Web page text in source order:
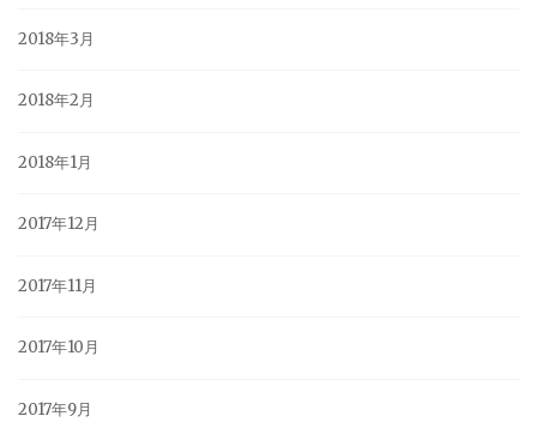
2018年3月
2018年2月
2018年1月
2017年12月
2017年11月
2017年10月
2017年9月